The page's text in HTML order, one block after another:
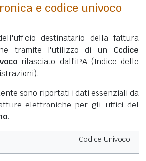
e codice univoco
destinatario della fattura
tramite l'utilizzo di un Codice
rilasciato dall'iPA (Indice delle
sono riportati i dati essenziali da
elettroniche per gli uffici del
.
Codice Univoco